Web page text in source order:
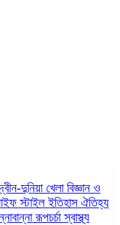
দুনিয়াখেলা বিজ্ঞান ও
স্টাইলইতিহাস ঐতিহ্য
রূপচর্চাস্বাস্থ্য